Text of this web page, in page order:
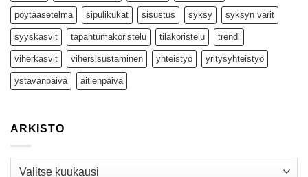
pöytäasetelma sipulikukat sisustus syksy syksyn värit
syyskasvit tapahtumakoristelu tilakoristelu trendi
viherkasvit vihersisustaminen yhteistyö yritysyhteistyö
ystävänpäivä äitienpäivä
ARKISTO